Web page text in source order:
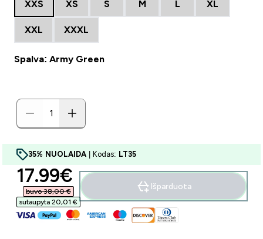
XXS XS S M L XL
XXL XXXL
Spalva: Army Green
35% NUOLAIDA | Kodas: LT35
discounted price
17.99€‎
buvo 38,00 €‎
sutaupyta 20,01 €‎
Išparduota